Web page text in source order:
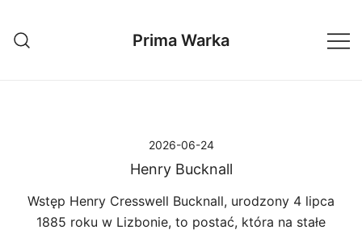
treści
Prima Warka
2026-06-24
Henry Bucknall
Wstęp Henry Cresswell Bucknall, urodzony 4 lipca
1885 roku w Lizbonie, to postać, która na stałe